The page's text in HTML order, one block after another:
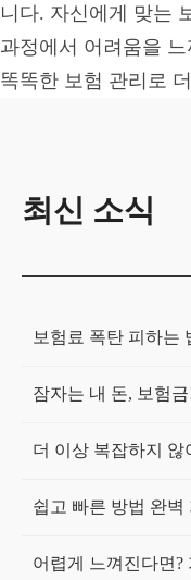
니다. 자신에게 맞는
과정에서 어려움을
똑똑한 보험 관리로
최신 소식
보험료 폭탄 피하는
잠자는 내 돈, 보험
더 이상 복잡하지
쉽고 빠른 방법 완벽
어렵게 느껴진다면